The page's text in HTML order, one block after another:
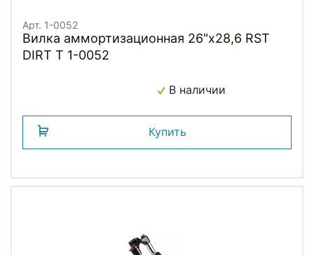
Арт. 1-0052
Вилка аммортизационная 26"х28,6 RST
DIRT T 1-0052
В наличии
Купить